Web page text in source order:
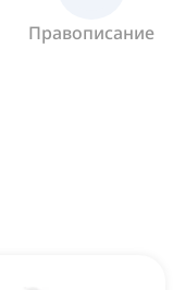
Правописание